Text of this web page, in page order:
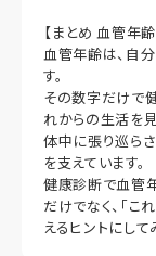
【まとめ 血管年
血管年齢は、自
す。
その数字だけで
れからの生活を
体中に張り巡ら
を支えています。
健康診断で血管
だけでなく、「こ
えるヒントにして